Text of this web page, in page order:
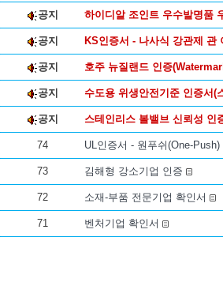
공지 하이디알 조인트 우수발명품
공지 KS인증서 - 나사식 강관제 관
공지 호주 뉴질랜드 인증
공지 수도용 위생안전기준 인증서(
공지 스테인리스 볼밸브 신뢰성 인
74 UL인증서 - 원푸쉬(One-
73 김해형 강소기업 인증
72 소재-부품 전문기업 확인서
71 벤처기업 확인서